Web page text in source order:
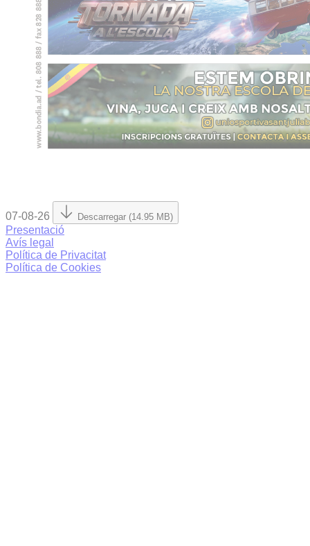
07-08-26 Descarregar (14.95 MB)
Presentació
Avís legal
Política de Privacitat
Política de Cookies